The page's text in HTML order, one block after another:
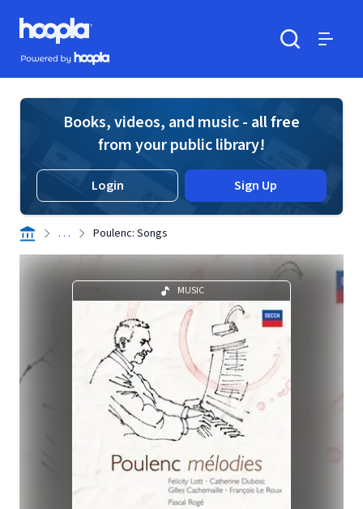
Skip to main content
Hoopla logo
Powered by Hoopla
Books, videos, and music - all free
from your public library!
Login Sign Up
. . . Poulenc: Songs
MUSIC